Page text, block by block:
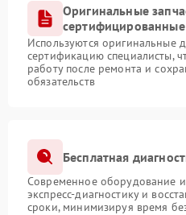
Оригинальные
Используются оригинальные
сертификацию специалисты,
работу после ремонта и
обязательств
Бесплатная
Современное оборудование
экспресс-диагностику и
сроки, минимизируя время